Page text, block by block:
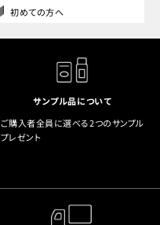
初めての方へ
サンプル品について
ご購入者全員に選べる2つのサンプル
プレゼント